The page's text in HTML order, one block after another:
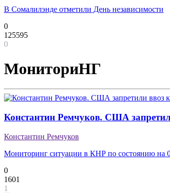
В Сомалилэнде отметили День независимости
0
125595
0
МониториНГ
Константин Ремчуков. США
Константин Ремчуков
Мониторинг ситуации в КНР по состоянию на
0
1601
1